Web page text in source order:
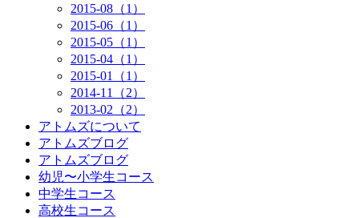
2015-08（1）
2015-06（1）
2015-05（1）
2015-04（1）
2015-01（1）
2014-11（2）
2013-02（2）
アトムズについて
アトムズブログ
アトムズブログ
幼児〜小学生コース
中学生コース
高校生コース